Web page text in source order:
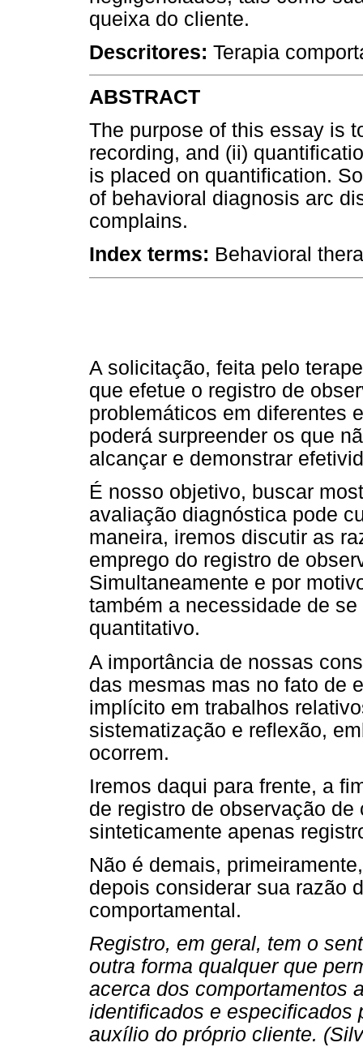
queixa do cliente.
Descritores: Terapia
ABSTRACT
The purpose of this essay is
recording, and (ii)
is placed on quantification.
of behavioral diagnosis arc
complains.
Index terms: Behavioral
A solicitação, feita pelo
que efetue o registro de
problemáticos em diferentes
poderá surpreender os que
alcançar e demonstrar
É nosso objetivo, buscar
avaliação diagnóstica pode
maneira, iremos discutir as
emprego do registro de
Simultaneamente e por
também a necessidade de
quantitativo.
A importância de nossas
das mesmas mas no fato de
implícito em trabalhos
sistematização e reflexão,
ocorrem.
Iremos daqui para frente, a
de registro de observação
sinteticamente apenas
Não é demais,
depois considerar sua razão
comportamental.
Registro, em geral, tem o
outra forma qualquer que
acerca dos comportamentos
identificados e especificados
auxílio do próprio cliente.